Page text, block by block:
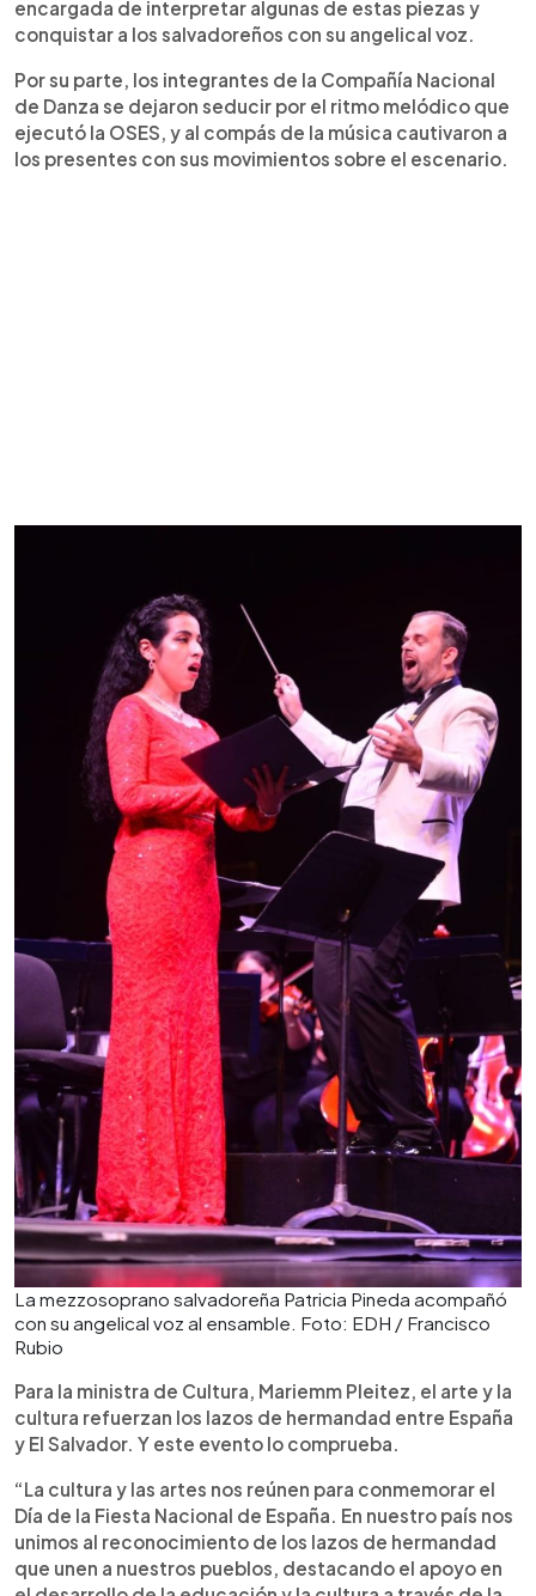
encargada de interpretar algunas de estas piezas y
conquistar a los salvadoreños con su angelical voz.
Por su parte, los integrantes de la Compañía Nacional
de Danza se dejaron seducir por el ritmo melódico que
ejecutó la OSES, y al compás de la música cautivaron a
los presentes con sus movimientos sobre el escenario.
La mezzosoprano salvadoreña Patricia Pineda acompañó
con su angelical voz al ensamble. Foto: EDH / Francisco
Rubio
Para la ministra de Cultura, Mariemm Pleitez, el arte y la
cultura refuerzan los lazos de hermandad entre España
y El Salvador. Y este evento lo comprueba.
“La cultura y las artes nos reúnen para conmemorar el
Día de la Fiesta Nacional de España. En nuestro país nos
unimos al reconocimiento de los lazos de hermandad
que unen a nuestros pueblos, destacando el apoyo en